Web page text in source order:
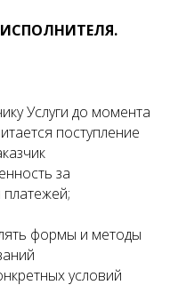
Услуги до момента
поступление
за
формы и методы
условий